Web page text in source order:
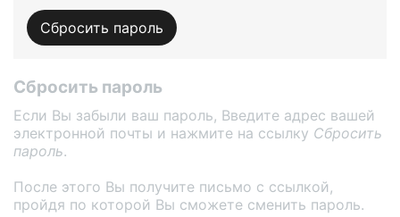
Сбросить пароль
Сбросить пароль
Если Вы забыли ваш пароль, Введите адрес вашей
электронной почты и нажмите на ссылку Сбросить
пароль.
После этого Вы получите письмо с ссылкой,
пройдя по которой Вы сможете сменить пароль.